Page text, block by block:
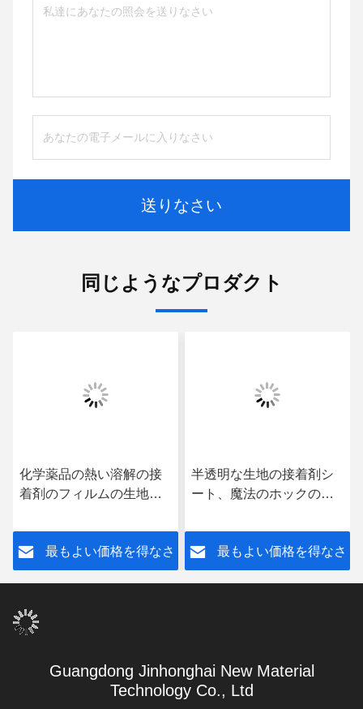
送りなさい
同じようなプロダクト
化学薬品の熱い溶解の接
着剤のフィルムの生地
着力ロール140cm OEM
ODM最もよい価格を得なさ
半透明な生地の接着剤シ
ート、魔法のホックのた
フィルム
最もよい価格を得なさ
Guangdong Jinhonghai New Material
Technology Co., Ltd